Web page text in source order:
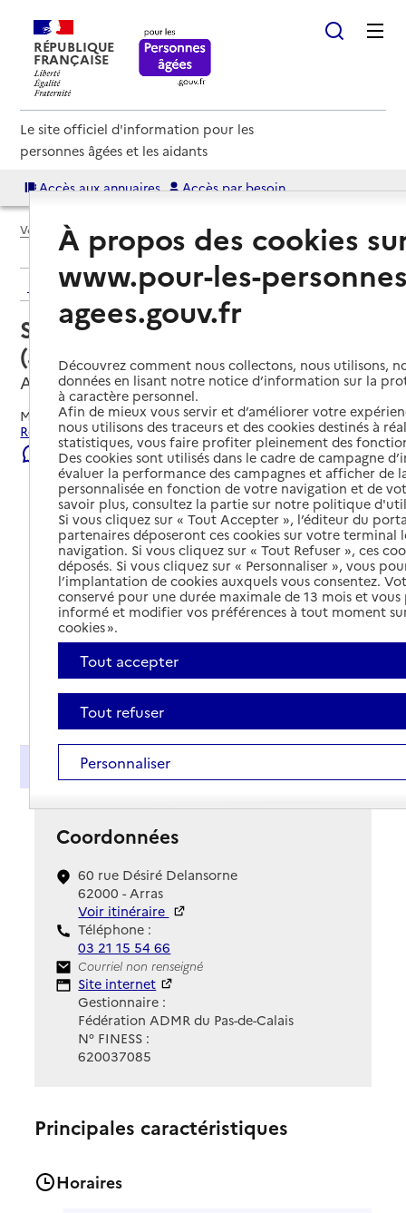
RÉPUBLIQUE
FRANÇAISE
Le site officiel d'information pour les
personnes âgées et les aidants
Accès aux annuaires Accès par besoin
Voir le fil d’Ariane
Retour aux résultats de l'annuaire
Service autonomie à domicile
(aide) – ADMR
Arras, PAS-DE-CALAIS
Mis à jour le22/07/2026
Rechercher les établissements et services autour de Arras.
Signaler une erreur
Présentation
Coordonnées
60 rue Désiré Delansorne
62000 - Arras
Voir itinéraire
Téléphone :
03 21 15 54 66
Contact
Courriel non renseigné
Site Internet
Site internet
Gestionnaire :
Fédération ADMR du Pas-de-Calais
N° FINESS :
620037085
Principales caractéristiques
Horaires
À propos des cookies
www.pour-les-
agees.gouv.fr
Découvrez comment nous collectons, nous utilisons,
données en lisant notre notice d’information sur la
à caractère personnel.
Afin de mieux vous servir et d’améliorer votre
nous utilisons des traceurs et des cookies destinés à
statistiques, vous faire profiter pleinement des
Des cookies sont utilisés dans le cadre de campagne
évaluer la performance des campagnes et afficher de
personnalisée en fonction de votre navigation et de
savoir plus, consultez la partie sur notre politique
Si vous cliquez sur « Tout Accepter », l’éditeur du
partenaires déposeront ces cookies sur votre terminal
navigation. Si vous cliquez sur « Tout Refuser », ces
déposés. Si vous cliquez sur « Personnaliser », vous
l’implantation de cookies auxquels vous consentez.
conservé pour une durée maximale de 13 mois et
informé et modifier vos préférences à tout moment
cookies ».
Tout accepter
Tout refuser
Personnaliser